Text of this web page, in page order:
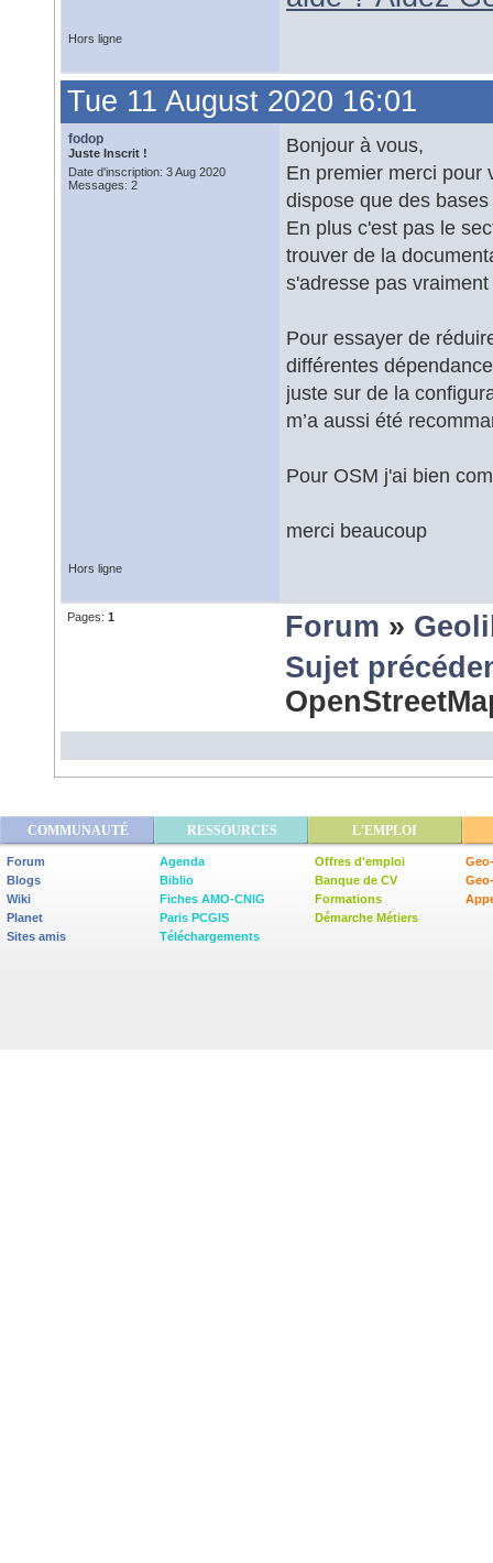
Hors ligne
Tue 11 August 2020 16:01
fodop
Juste Inscrit !
Date d'inscription: 3 Aug 2020
Messages: 2
Bonjour à vous,
En premier merci pour
dispose que des
En plus c'est pas le
trouver de la
s'adresse pas
Pour essayer de
différentes
juste sur de la
m’a aussi été
Pour OSM j'ai bien
merci beaucoup
Hors ligne
Pages: 1 Forum »
Sujet
COMMUNAUTÉ RESSOURCES L'EMPLOI
Forum
Blogs
Wiki
Planet
Sites amis
Agenda
Biblio
Fiches AMO-CNIG
Paris PCGIS
Téléchargements
Offres d'emploi
Banque de CV
Formations
Démarche Métiers